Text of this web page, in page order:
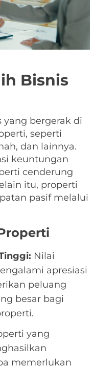
Bisnis
yang bergerak di
seperti
dan lainnya.
keuntungan
cenderung
itu, properti
pasif melalui
Nilai
apresiasi
peluang
besar bagi
yang
memerlukan